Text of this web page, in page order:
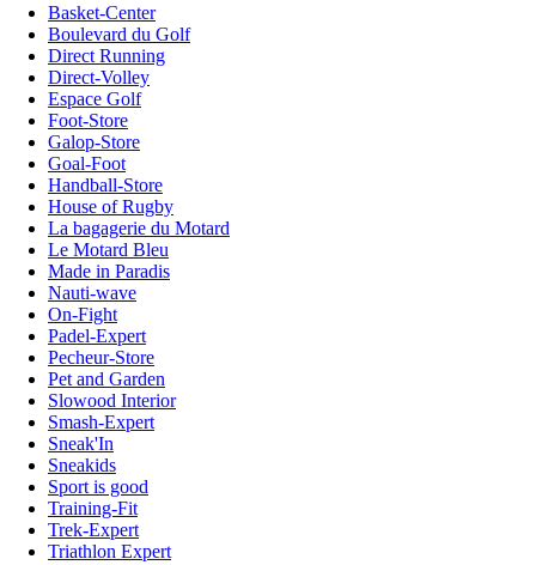
Basket-Center
Boulevard du Golf
Direct Running
Direct-Volley
Espace Golf
Foot-Store
Galop-Store
Goal-Foot
Handball-Store
House of Rugby
La bagagerie du Motard
Le Motard Bleu
Made in Paradis
Nauti-wave
On-Fight
Padel-Expert
Pecheur-Store
Pet and Garden
Slowood Interior
Smash-Expert
Sneak'In
Sneakids
Sport is good
Training-Fit
Trek-Expert
Triathlon Expert